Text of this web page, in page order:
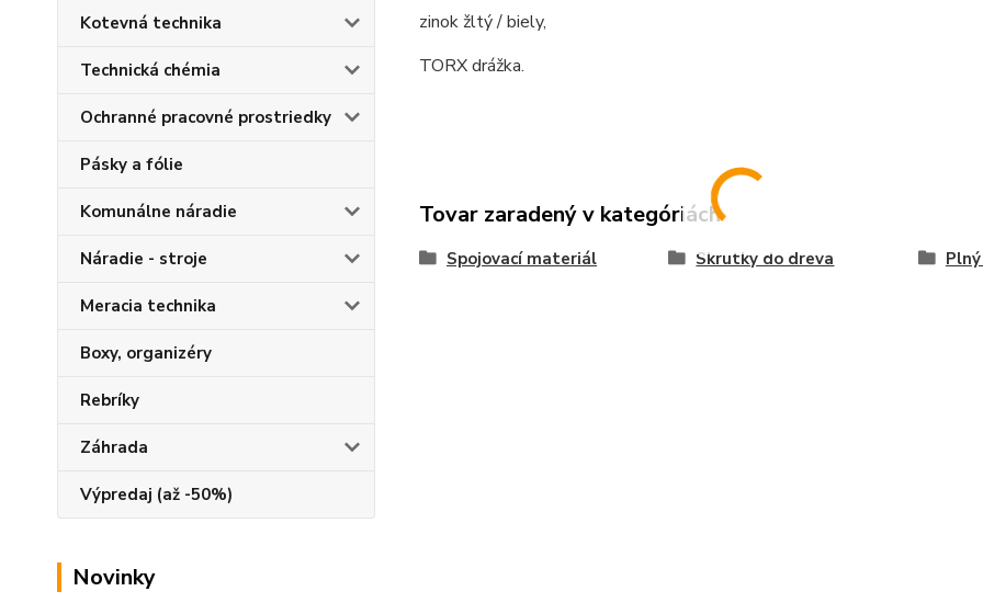
Kotevná technika
Technická chémia
Ochranné pracovné prostriedky
Pásky a fólie
Komunálne náradie
Náradie - stroje
Meracia technika
Boxy, organizéry
Rebríky
Záhrada
Výpredaj (až -50%)
Novinky
zinok žltý / biely,
TORX drážka.
Tovar zaradený v kategóriách
Spojovací materiál Skrutky do dreva